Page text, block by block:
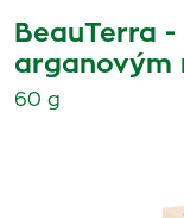
BeauTerra
arganovým
60 g